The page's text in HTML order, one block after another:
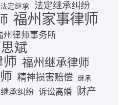
法定继承 法定继承纠纷
福州家事律师
州律师事务所
斌
师 福州继承律师
精神损害赔偿 继承
继承纠纷 诉讼离婚 财产